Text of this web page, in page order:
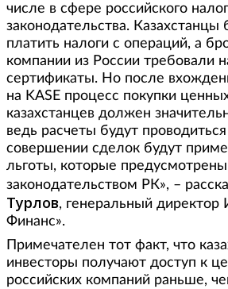
числе в сфере российского
законодательства.
платить налоги с операций, а
компании из России требовали
сертификаты. Но после
на KASE процесс покупки
казахстанцев должен
ведь расчеты будут
совершении сделок будут
льготы, которые
законодательством РК», –
Турлов, генеральный
Финанс».
Примечателен тот факт, что
инвесторы получают доступ к
российских компаний раньше,